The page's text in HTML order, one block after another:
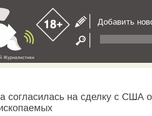
Добавить
согласилась на сделку с США о